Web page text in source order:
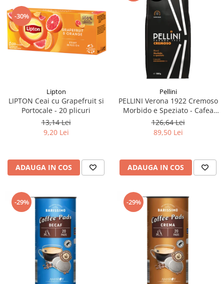
-30%
Lipton
LIPTON Ceai cu Grapefruit si
Portocale - 20 plicuri
13,14 Lei
9,20 Lei
ADAUGA IN COS
Pellini
PELLINI Verona 1922 Cremoso
Morbido e Speziato - Cafea
Boabe 1kg
126,64 Lei
89,50 Lei
ADAUGA IN COS
-29% -29%